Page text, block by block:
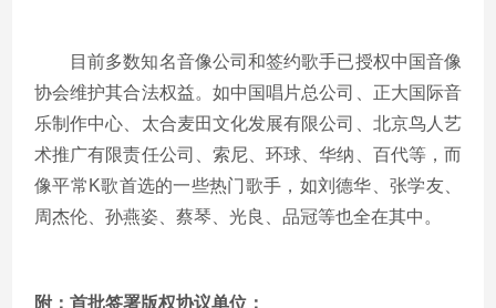
目前多数知名音像公司和签约歌手已授权中国音像
协会维护其合法权益。如中国唱片总公司、正大国际音
乐制作中心、太合麦田文化发展有限公司、北京鸟人艺
术推广有限责任公司、索尼、环球、华纳、百代等，而
像平常K歌首选的一些热门歌手，如刘德华、张学友、
周杰伦、孙燕姿、蔡琴、光良、品冠等也全在其中。
附：首批签署版权协议单位：